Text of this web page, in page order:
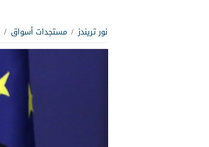
نور تريندز / مستجدات أسواق /